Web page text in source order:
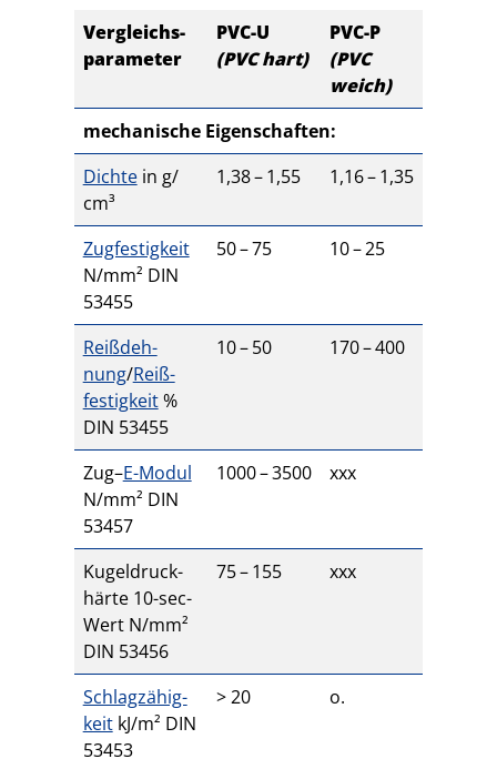
Ver­gleichs­
pa­ra­me­ter
PVC-​​U
(PVChart)
PVC-​​P
(PVC
weich)
mecha­ni­sche Eigen­schaf­ten:
Dichtein g/​
cm³
1,38–1,55 1,16–1,35
Zug­fes­tig­keit
N/​mm² DIN
53455
50–75 10–25
Reiß­deh­
nung/​Reiß­
fes­tig­keit%
DIN 53455
10–50 170–400
Zug–E-​​Modul
N/​mm² DIN
53457
1000–3500 xxx
Kugel­druck­
härte 10-​​sec-​​
Wert N/​mm²
DIN 53456
75–155 xxx
Schlag­zä­hig­
keitkJ/​m² DIN
53453
>20 o.